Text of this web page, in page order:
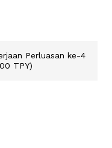
Perluasan ke-4
TPY)